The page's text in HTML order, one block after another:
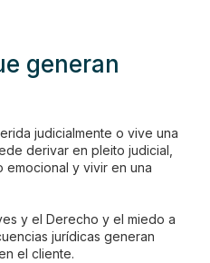
generan
judicialmente o vive una
derivar en pleito judicial,
y vivir en una
y el Derecho y el miedo a
jurídicas generan
el cliente.